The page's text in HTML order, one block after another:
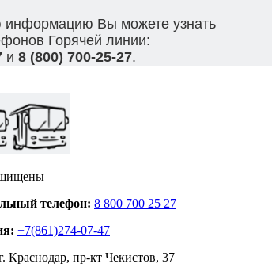
информацию Вы можете узнать
Горячей линии:
и 8 (800) 700-25-27.
телефон: 8 800 700 25 27
+7(861)274-07-47
Краснодар, пр-кт Чекистов, 37